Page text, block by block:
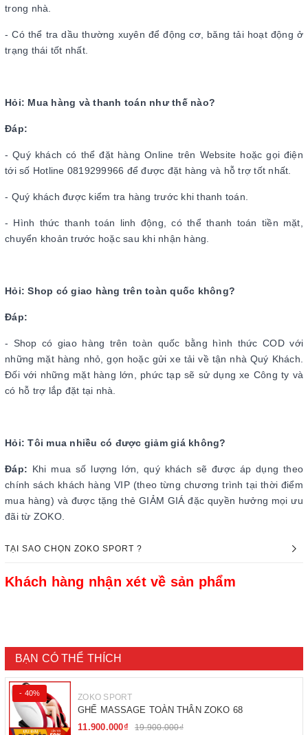
trong nhà.
- Có thể tra dầu thường xuyên để động cơ, băng tải hoạt động ở
trạng thái tốt nhất.
Hỏi: Mua hàng và thanh toán như thế nào?
Đáp:
- Quý khách có thể đặt hàng Online trên Website hoặc gọi điện
tới số Hotline 0819299966 để được đặt hàng và hỗ trợ tốt nhất.
- Quý khách được kiểm tra hàng trước khi thanh toán.
- Hình thức thanh toán linh động, có thể thanh toán tiền mặt,
chuyển khoản trước hoặc sau khi nhận hàng.
Hỏi: Shop có giao hàng trên toàn quốc không?
Đáp:
- Shop có giao hàng trên toàn quốc bằng hình thức COD với
những mặt hàng nhỏ, gọn hoặc gửi xe tải về tận nhà Quý Khách.
Đối với những mặt hàng lớn, phức tạp sẽ sử dụng xe Công ty và
có hỗ trợ lắp đặt tại nhà.
Hỏi: Tôi mua nhiều có được giảm giá không?
Đáp: Khi mua số lượng lớn, quý khách sẽ được áp dụng theo
chính sách khách hàng VIP (theo từng chương trình tại thời điểm
mua hàng) và được tặng thẻ GIẢM GIÁ đặc quyền hưởng mọi ưu
đãi từ ZOKO.
TẠI SAO CHỌN ZOKO SPORT ?
Khách hàng nhận xét về sản phẩm
BẠN CÓ THỂ THÍCH
- 40% ZOKO SPORT
GHẾ MASSAGE TOÀN THÂN ZOKO 68
11.900.000₫
19.900.000₫